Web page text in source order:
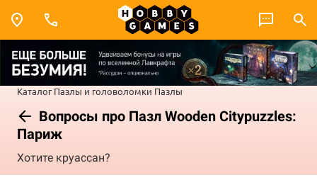
Каталог Пазлы и головоломки Пазлы
Вопросы про Пазл Wooden Citypuzzles:
Париж
Хотите круассан?